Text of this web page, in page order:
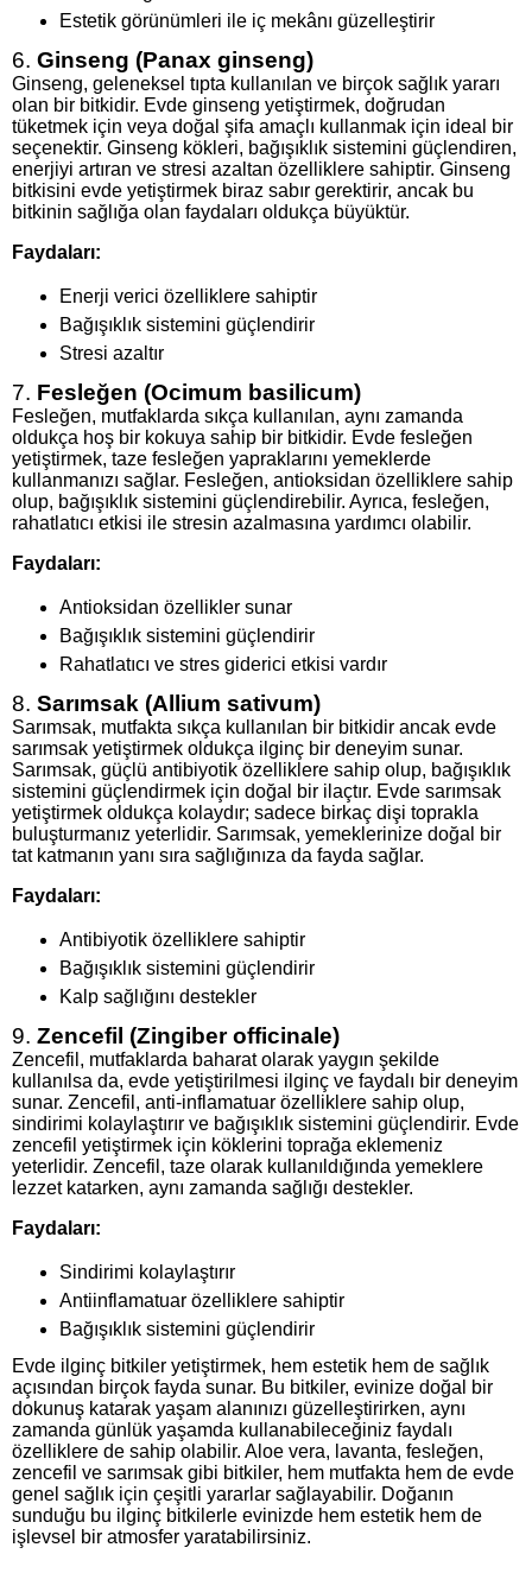
Estetik görünümleri ile iç mekânı güzelleştirir
6. Ginseng (Panax ginseng)
Ginseng, geleneksel tıpta kullanılan ve birçok sağlık yararı
olan bir bitkidir. Evde ginseng yetiştirmek, doğrudan
tüketmek için veya doğal şifa amaçlı kullanmak için ideal bir
seçenektir. Ginseng kökleri, bağışıklık sistemini güçlendiren,
enerjiyi artıran ve stresi azaltan özelliklere sahiptir. Ginseng
bitkisini evde yetiştirmek biraz sabır gerektirir, ancak bu
bitkinin sağlığa olan faydaları oldukça büyüktür.
Faydaları:
Enerji verici özelliklere sahiptir
Bağışıklık sistemini güçlendirir
Stresi azaltır
7. Fesleğen (Ocimum basilicum)
Fesleğen, mutfaklarda sıkça kullanılan, aynı zamanda
oldukça hoş bir kokuya sahip bir bitkidir. Evde fesleğen
yetiştirmek, taze fesleğen yapraklarını yemeklerde
kullanmanızı sağlar. Fesleğen, antioksidan özelliklere sahip
olup, bağışıklık sistemini güçlendirebilir. Ayrıca, fesleğen,
rahatlatıcı etkisi ile stresin azalmasına yardımcı olabilir.
Faydaları:
Antioksidan özellikler sunar
Bağışıklık sistemini güçlendirir
Rahatlatıcı ve stres giderici etkisi vardır
8. Sarımsak (Allium sativum)
Sarımsak, mutfakta sıkça kullanılan bir bitkidir ancak evde
sarımsak yetiştirmek oldukça ilginç bir deneyim sunar.
Sarımsak, güçlü antibiyotik özelliklere sahip olup, bağışıklık
sistemini güçlendirmek için doğal bir ilaçtır. Evde sarımsak
yetiştirmek oldukça kolaydır; sadece birkaç dişi toprakla
buluşturmanız yeterlidir. Sarımsak, yemeklerinize doğal bir
tat katmanın yanı sıra sağlığınıza da fayda sağlar.
Faydaları:
Antibiyotik özelliklere sahiptir
Bağışıklık sistemini güçlendirir
Kalp sağlığını destekler
9. Zencefil (Zingiber officinale)
Zencefil, mutfaklarda baharat olarak yaygın şekilde
kullanılsa da, evde yetiştirilmesi ilginç ve faydalı bir deneyim
sunar. Zencefil, anti-inflamatuar özelliklere sahip olup,
sindirimi kolaylaştırır ve bağışıklık sistemini güçlendirir. Evde
zencefil yetiştirmek için köklerini toprağa eklemeniz
yeterlidir. Zencefil, taze olarak kullanıldığında yemeklere
lezzet katarken, aynı zamanda sağlığı destekler.
Faydaları:
Sindirimi kolaylaştırır
Antiinflamatuar özelliklere sahiptir
Bağışıklık sistemini güçlendirir
Evde ilginç bitkiler yetiştirmek, hem estetik hem de sağlık
açısından birçok fayda sunar. Bu bitkiler, evinize doğal bir
dokunuş katarak yaşam alanınızı güzelleştirirken, aynı
zamanda günlük yaşamda kullanabileceğiniz faydalı
özelliklere de sahip olabilir. Aloe vera, lavanta, fesleğen,
zencefil ve sarımsak gibi bitkiler, hem mutfakta hem de evde
genel sağlık için çeşitli yararlar sağlayabilir. Doğanın
sunduğu bu ilginç bitkilerle evinizde hem estetik hem de
işlevsel bir atmosfer yaratabilirsiniz.